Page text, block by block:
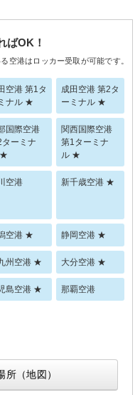
ばOK！
空港はロッカー受取が可能です。
空港 第1タ
ナル ★
成田空港 第2タ
ーミナル ★
国際空港
ターミナ
★
関西国際空港
第1ターミナ
ル ★
空港 新千歳空港 ★
空港 ★ 静岡空港 ★
州空港 ★ 大分空港 ★
島空港 ★ 那覇空港
（地図）